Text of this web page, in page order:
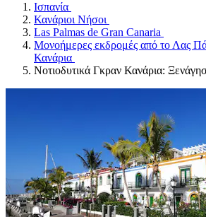
Ισπανία
Κανάριοι Νήσοι
Las Palmas de Gran Canaria
Μονοήμερες εκδρομές από το Λας
Κανάρια
Νοτιοδυτικά Γκραν Κανάρια: